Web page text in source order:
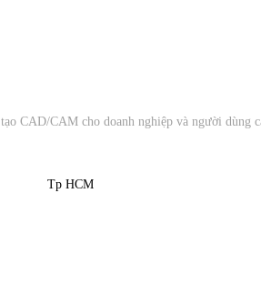
CAD/CAM cho doanh nghiệp và người
2, Tp HCM